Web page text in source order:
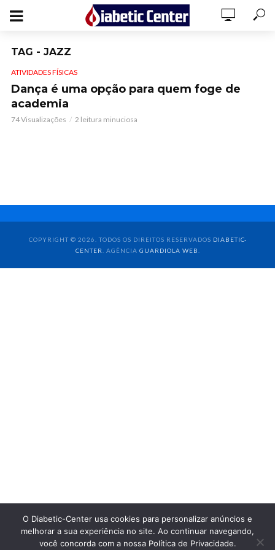
TAG - JAZZ
ATIVIDADES FÍSICAS
Dança é uma opção para quem foge de
academia
74 Visualizações 2 leitura minuciosa
COPYRIGHT © 2026. TODOS OS DIREITOS RESERVADOS DIABETIC-
CENTER
. AGÊNCIA GUARDIOLA WEB
O Diabetic-Center usa cookies para personalizar anúncios e
melhorar a sua experiência no site. Ao continuar navegando,
você concorda com a nossa Política de Privacidade.